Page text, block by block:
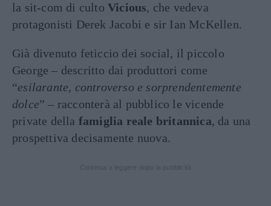
la sit-com di culto Vicious, che vedeva
protagonisti Derek Jacobi e sir Ian McKellen.
Già divenuto feticcio dei social, il piccolo
George – descritto dai produttori come
“esilarante, controverso e sorprendentemente
dolce” – racconterà al pubblico le vicende
private della famiglia reale britannica, da una
prospettiva decisamente nuova.